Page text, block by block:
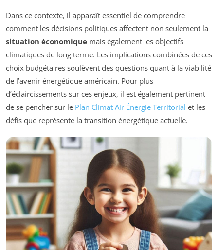
Dans ce contexte, il apparaît essentiel de comprendre
comment les décisions politiques affectent non seulement la
situation économique mais également les objectifs
climatiques de long terme. Les implications combinées de ces
choix budgétaires soulèvent des questions quant à la viabilité
de l’avenir énergétique américain. Pour plus
d’éclaircissements sur ces enjeux, il est également pertinent
de se pencher sur le Plan Climat Air Énergie Territorial et les
défis que représente la transition énergétique actuelle.